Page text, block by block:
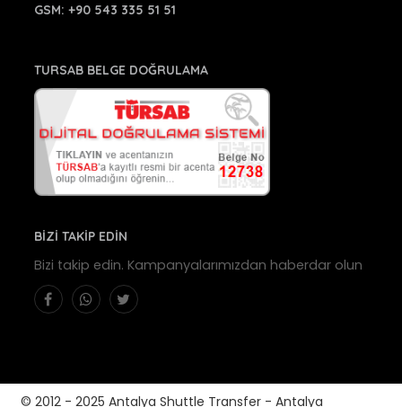
GSM: +90 543 335 51 51
TURSAB BELGE DOĞRULAMA
BİZİ TAKİP EDİN
Bizi takip edin. Kampanyalarımızdan haberdar olun
© 2012 - 2025 Antalya Shuttle Transfer - Antalya